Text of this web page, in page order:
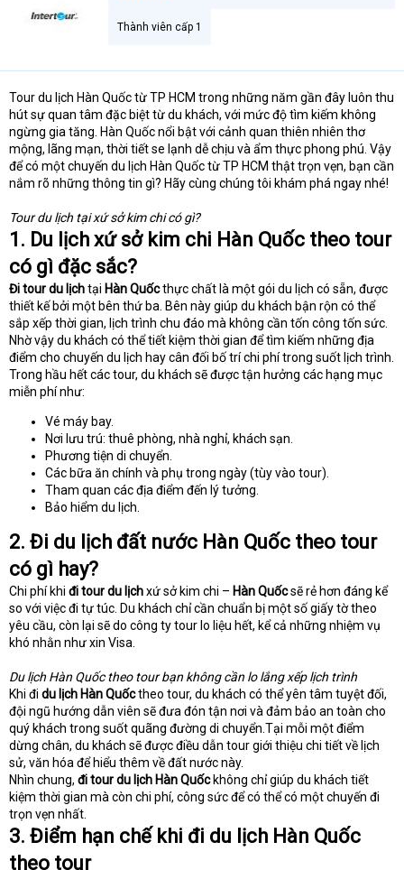
Thành viên cấp 1
Tour du lịch Hàn Quốc từ TP HCM trong những năm gần đây luôn thu
hút sự quan tâm đặc biệt từ du khách, với mức độ tìm kiếm không
ngừng gia tăng. Hàn Quốc nổi bật với cảnh quan thiên nhiên thơ
mộng, lãng mạn, thời tiết se lạnh dễ chịu và ẩm thực phong phú. Vậy
để có một chuyến du lịch Hàn Quốc từ TP HCM thật trọn vẹn, bạn cần
nắm rõ những thông tin gì? Hãy cùng chúng tôi khám phá ngay nhé!
Tour du lịch tại xứ sở kim chi có gì?
1. Du lịch xứ sở kim chi Hàn Quốc theo tour
có gì đặc sắc?
Đi tour du lịchtại Hàn Quốcthực chất là một gói du lịch có sẵn, được
thiết kế bởi một bên thứ ba. Bên này giúp du khách bận rộn có thể
sắp xếp thời gian, lịch trình chu đáo mà không cần tốn công tốn sức.
Nhờ vậy du khách có thể tiết kiệm thời gian để tìm kiếm những địa
điểm cho chuyến du lịch hay cân đối bố trí chi phí trong suốt lịch trình.
Trong hầu hết các tour, du khách sẽ được tận hưởng các hạng mục
miễn phí như:
Vé máy bay.
Nơi lưu trú: thuê phòng, nhà nghỉ, khách sạn.
Phương tiện di chuyển.
Các bữa ăn chính và phụ trong ngày (tùy vào tour).
Tham quan các địa điểm đến lý tưởng.
Bảo hiểm du lịch.
2. Đi du lịch đất nước Hàn Quốc theo tour
có gì hay?
Chi phí khi đi tour du lịchxứ sở kim chi – Hàn Quốcsẽ rẻ hơn đáng kể
so với việc đi tự túc. Du khách chỉ cần chuẩn bị một số giấy tờ theo
yêu cầu, còn lại sẽ do công ty tour lo liệu hết, kể cả những nhiệm vụ
khó nhằn như xin Visa.
Du lịch Hàn Quốc theo tour bạn không cần lo lắng xếp lịch trình
Khi đi du lịch Hàn Quốctheo tour, du khách có thể yên tâm tuyệt đối,
đội ngũ hướng dẫn viên sẽ đưa đón tận nơi và đảm bảo an toàn cho
quý khách trong suốt quãng đường di chuyển.Tại mỗi một điểm
dừng chân, du khách sẽ được điều dẫn tour giới thiệu chi tiết về lịch
sử, văn hóa để hiểu thêm về đất nước này.
Nhìn chung, đi tour du lịch Hàn Quốc không chỉ giúp du khách tiết
kiệm thời gian mà còn chi phí, công sức để có thể có một chuyến đi
trọn vẹn nhất.
3. Điểm hạn chế khi đi du lịch Hàn Quốc
theo tour